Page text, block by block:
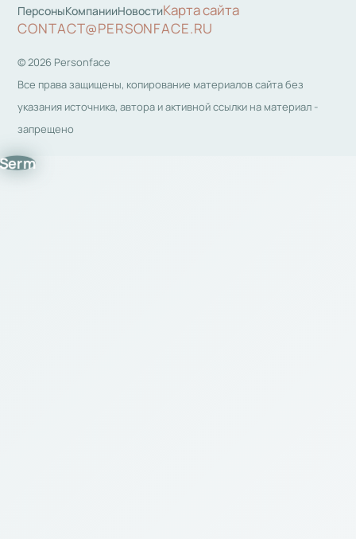
ПерсоныКомпанииНовостиКарта сайта
CONTACT@PERSONFACE.RU
© 2026 Personface
Все права защищены, копирование материалов сайта без
указания источника, автора и активной ссылки на материал -
запрещено